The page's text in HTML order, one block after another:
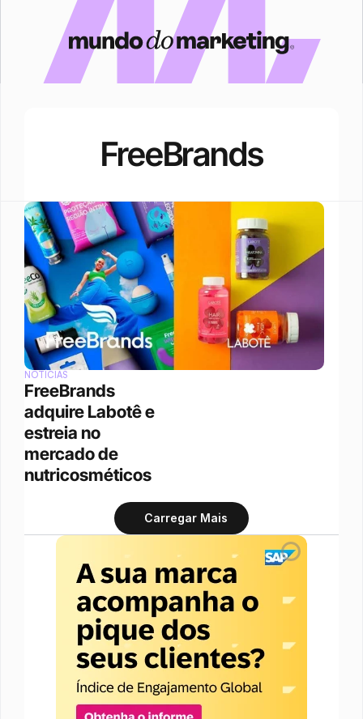
FreeBrands
NOTÍCIAS
FreeBrands
adquire Labotê e
estreia no
mercado de
nutricosméticos
Carregar Mais